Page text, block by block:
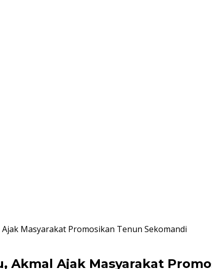
Masyarakat Promosikan Tenun Sekomandi
Akmal Ajak Masyarakat